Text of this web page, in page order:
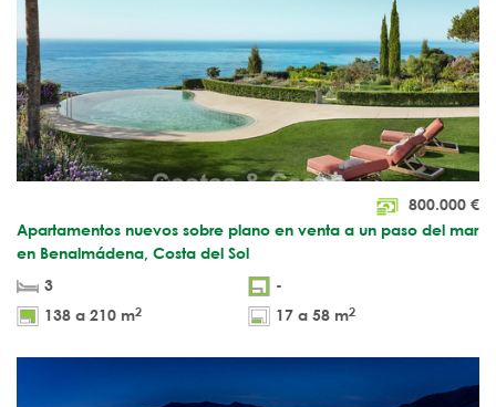
800.000 €
Apartamentos nuevos sobre plano en venta a un paso del mar
en Benalmádena, Costa del Sol
3
-
138 a 210 m2 17 a 58 m2